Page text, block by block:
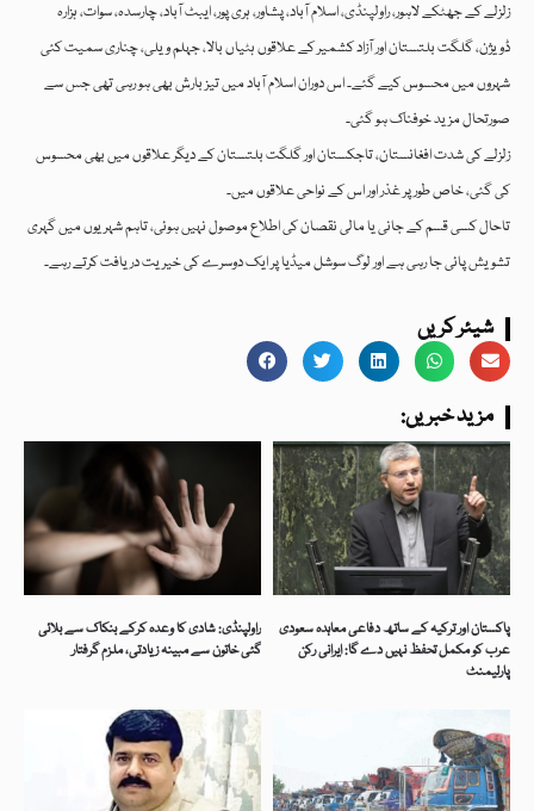
زلزلے کے جھٹکے لاہور، راولپنڈی، اسلام آباد، پشاور، ہری پور، ایبٹ آباد، چارسدہ، سوات، ہزارہ
ڈویژن، گلگت بلتستان اور آزاد کشمیر کے علاقوں ہٹیاں بالا، جہلم ویلی، چناری سمیت کئی
شہروں میں محسوس کیے گئے۔ اس دوران اسلام آباد میں تیز بارش بھی ہو رہی تھی جس سے
صورتحال مزید خوفناک ہو گئی۔
زلزلے کی شدت افغانستان، تاجکستان اور گلگت بلتستان کے دیگر علاقوں میں بھی محسوس
کی گئی، خاص طور پر غذر اور اس کے نواحی علاقوں میں۔
تاحال کسی قسم کے جانی یا مالی نقصان کی اطلاع موصول نہیں ہوئی، تاہم شہریوں میں گہری
تشویش پائی جا رہی ہے اور لوگ سوشل میڈیا پر ایک دوسرے کی خیریت دریافت کرتے رہے۔
شیئر کریں
:مزید خبریں
راولپنڈی: شادی کا وعدہ کرکے بنکاک سے بلائی
گئی خاتون سے مبینہ زیادتی، ملزم گرفتار
پاکستان اور ترکیہ کے ساتھ دفاعی معاہدہ سعودی
عرب کو مکمل تحفظ نہیں دے گا: ایرانی رکن
پارلیمنٹ